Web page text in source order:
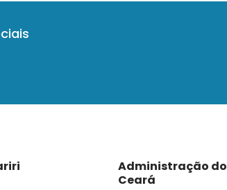
Administração do
Ceará